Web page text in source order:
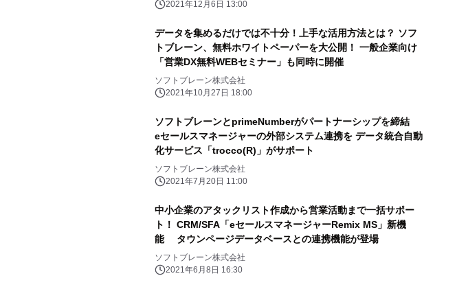
2021年12月6日 13:00
データを集めるだけでは不十分！上手な活用方法とは？ ソフ
トブレーン、無料ホワイトペーパーを大公開！ 一般企業向け
「営業DX無料WEBセミナー」も同時に開催
ソフトブレーン株式会社
2021年10月27日 18:00
ソフトブレーンとprimeNumberがパートナーシップを締結
eセールスマネージャーの外部システム連携を データ統合自動
化サービス「trocco(R)」がサポート
ソフトブレーン株式会社
2021年7月20日 11:00
中小企業のアタックリスト作成から営業活動まで一括サポー
ト！ CRM/SFA「eセールスマネージャーRemix MS」新機
能 タウンページデータベースとの連携機能が登場
ソフトブレーン株式会社
2021年6月8日 16:30